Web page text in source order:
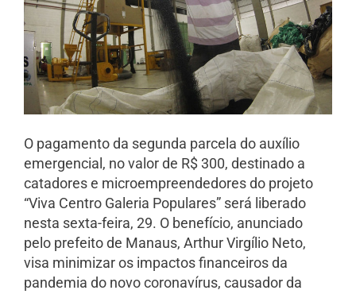
O pagamento da segunda parcela do auxílio
emergencial, no valor de R$ 300, destinado a
catadores e microempreendedores do projeto
“Viva Centro Galeria Populares” será liberado
nesta sexta-feira, 29. O benefício, anunciado
pelo prefeito de Manaus, Arthur Virgílio Neto,
visa minimizar os impactos financeiros da
pandemia do novo coronavírus, causador da